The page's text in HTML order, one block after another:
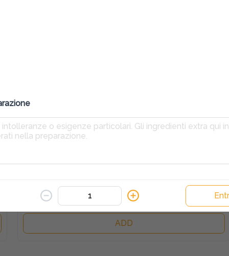
funghi e carciofi
ADD
Pomodoro, fior di latte, salame piccante, melanzane,
funghi porcini, bocconcino e scaglie di grana
ADD